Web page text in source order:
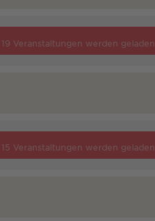
19 Veranstaltungen werden geladen
15 Veranstaltungen werden geladen